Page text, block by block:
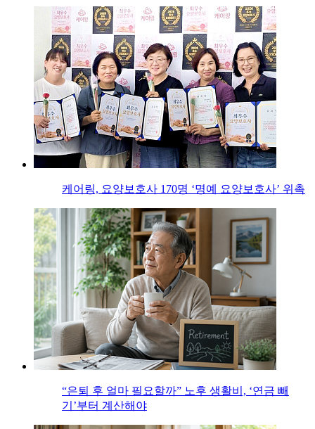
케어링, 요양보호사 170명 ‘명예 요양보호사’ 위촉
“은퇴 후 얼마 필요할까” 노후 생활비, ‘연금 빼
기’부터 계산해야